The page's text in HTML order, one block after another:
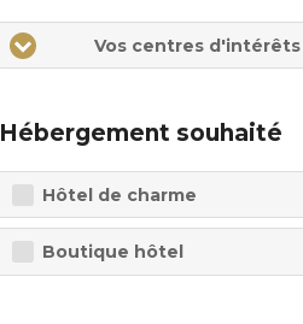
Vos
centres
Vos centres d'intérêts
Vos
centres
Hébergement souhaité
Hôtel de charme
Boutique hôtel